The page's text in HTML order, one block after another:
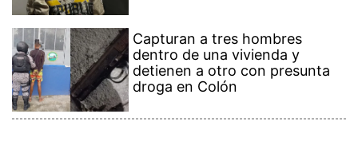
Capturan a tres hombres
dentro de una vivienda y
detienen a otro con presunta
droga en Colón